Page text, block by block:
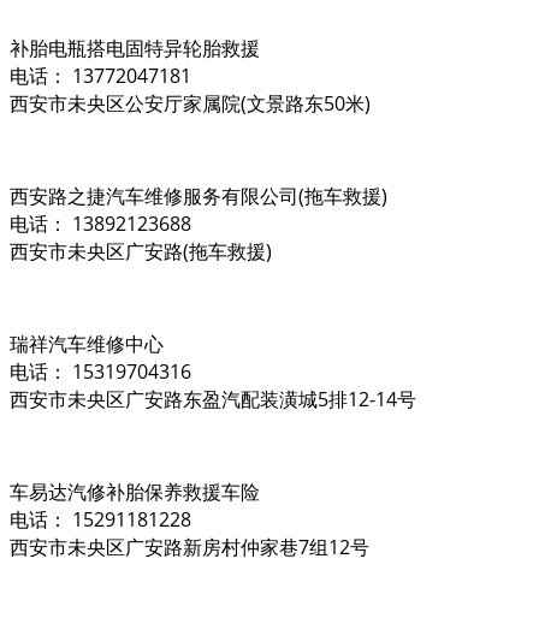
补胎电瓶搭电固特异轮胎救援
电话： 13772047181
西安市未央区公安厅家属院(文景路东50米)
西安路之捷汽车维修服务有限公司(拖车救援)
电话： 13892123688
西安市未央区广安路(拖车救援)
瑞祥汽车维修中心
电话： 15319704316
西安市未央区广安路东盈汽配装潢城5排12-14号
车易达汽修补胎保养救援车险
电话： 15291181228
西安市未央区广安路新房村仲家巷7组12号